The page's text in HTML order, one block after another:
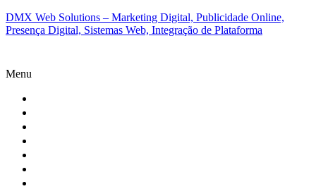
DMX Web Solutions – Marketing Digital, Publicidade Online,
Presença Digital, Sistemas Web, Integração de Plataforma
Menu